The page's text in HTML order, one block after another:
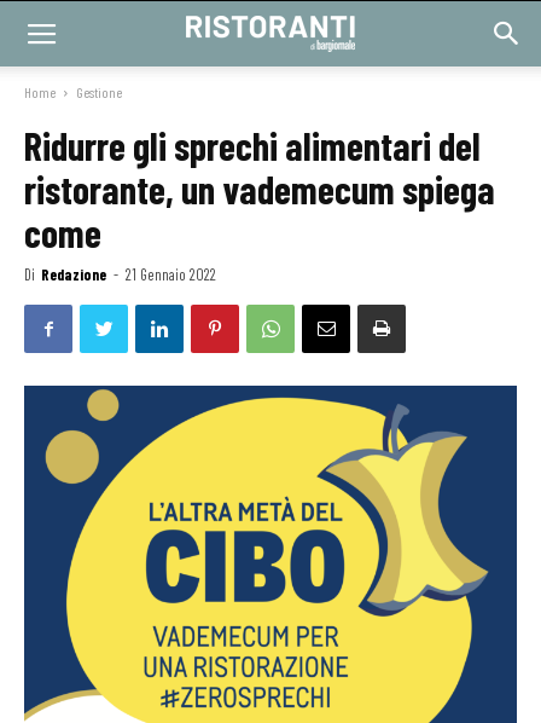
Home Gestione
Ridurre gli sprechi alimentari del
ristorante, un vademecum spiega
come
Di Redazione - 21 Gennaio 2022